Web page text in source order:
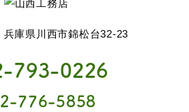
兵庫県川西市錦松台32-23
793-0226
776-5858